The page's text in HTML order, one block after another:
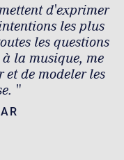
d'exprimer
les plus
les questions
la musique, me
de modeler les
"